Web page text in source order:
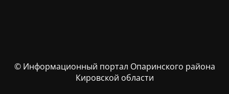
© Информационный портал Опаринского района
Кировской области